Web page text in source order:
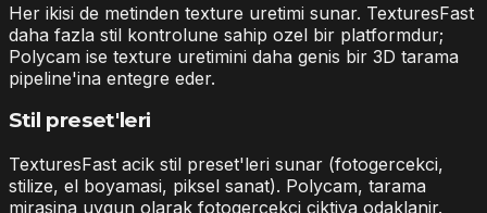
Her ikisi de metinden texture uretimi sunar. TexturesFast
daha fazla stil kontrolune sahip ozel bir platformdur;
Polycam ise texture uretimini daha genis bir 3D tarama
pipeline'ina entegre eder.
Stil preset'leri
TexturesFast acik stil preset'leri sunar (fotogercekci,
stilize, el boyamasi, piksel sanat). Polycam, tarama
mirasina uygun olarak fotogercekci ciktiya odaklanir.